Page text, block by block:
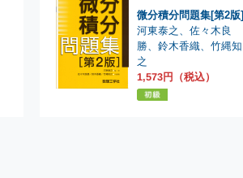
微分積分問題集[第2版]
河東泰之、佐々木良
勝、鈴木香織、竹縄知
之
1,573円（税込）